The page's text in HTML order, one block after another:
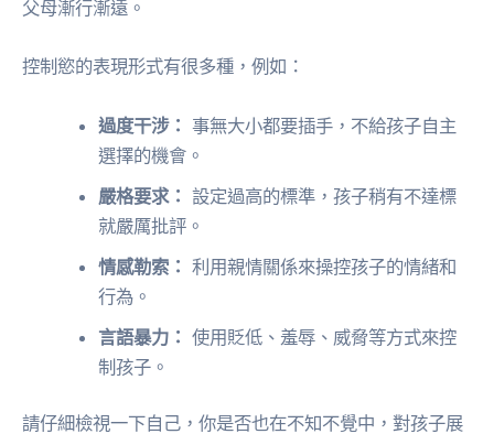
父母漸行漸遠。
控制慾的表現形式有很多種，例如：
過度干涉： 事無大小都要插手，不給孩子自主
選擇的機會。
嚴格要求： 設定過高的標準，孩子稍有不達標
就嚴厲批評。
情感勒索： 利用親情關係來操控孩子的情緒和
行為。
言語暴力： 使用貶低、羞辱、威脅等方式來控
制孩子。
請仔細檢視一下自己，你是否也在不知不覺中，對孩子展